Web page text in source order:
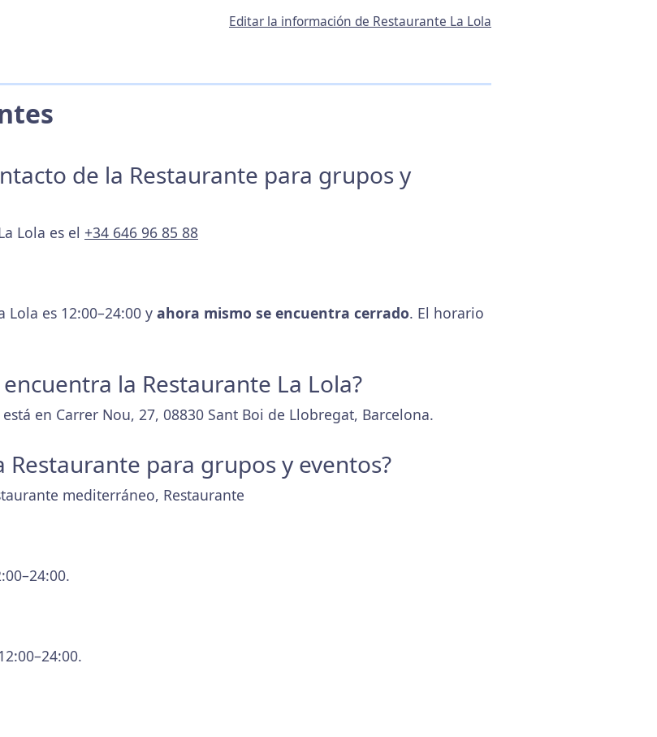
Editar la información de Restaurante La Lola
de la Restaurante para grupos y
Lola es el +34 646 96 85 88
es 12:00–24:00 y ahora mismo se encuentra cerrado. El horario
la Restaurante La Lola?
en Carrer Nou, 27, 08830 Sant Boi de Llobregat, Barcelona.
Restaurante para grupos y eventos?
mediterráneo, Restaurante